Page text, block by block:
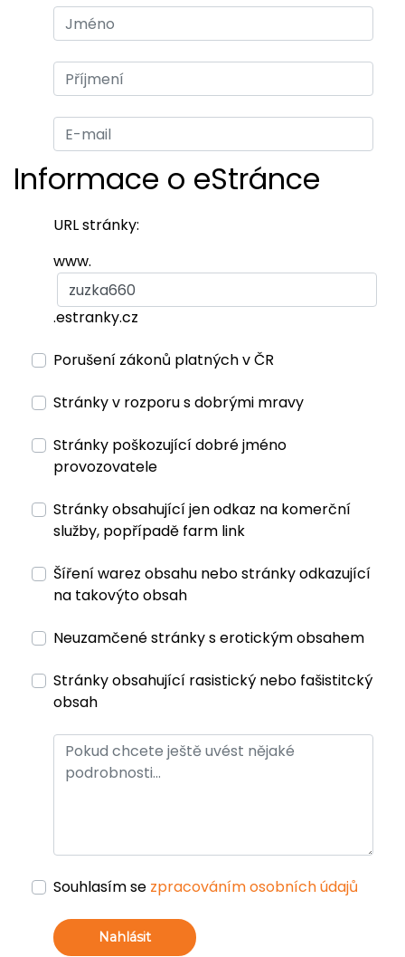
Informace o eStránce
URL stránky:
www.
.estranky.cz
Porušení zákonů platných v ČR
Stránky v rozporu s dobrými mravy
Stránky poškozující dobré jméno
provozovatele
Stránky obsahující jen odkaz na komerční
služby, popřípadě farm link
Šíření warez obsahu nebo stránky odkazující
na takovýto obsah
Neuzamčené stránky s erotickým obsahem
Stránky obsahující rasistický nebo fašistitcký
obsah
Souhlasím se zpracováním osobních údajů
Nahlásit